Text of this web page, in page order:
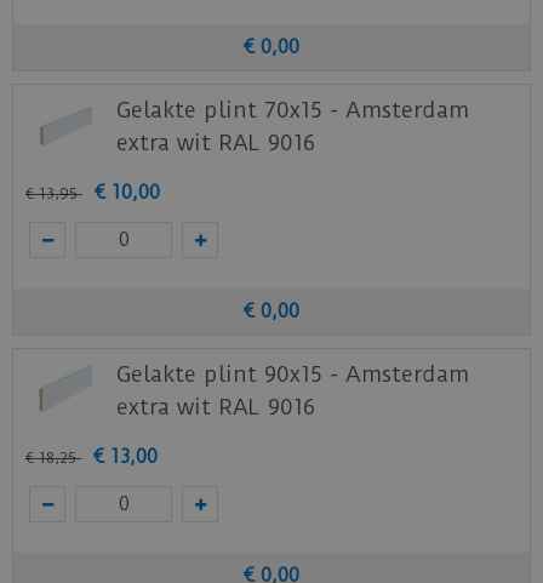
de acclimatiseer instructie.
Ambiant PVC vloeren.
Staal aanvragen
Benieuwd hoe deze nieuwe vloer eruit ziet bij je
nieuwe of huidige meubels? Vraag dan
€ 0,00
Gelakte plint 70x15 - Amsterdam
extra wit RAL 9016
€ 13,95 € 10,00
€ 0,00
Gelakte plint 90x15 - Amsterdam
extra wit RAL 9016
€ 18,25 € 13,00
€ 0,00